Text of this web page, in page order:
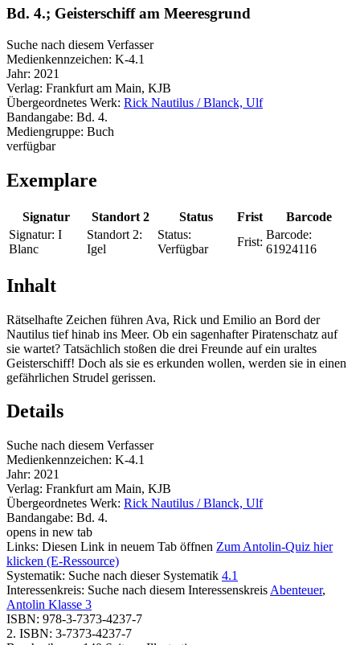
Bd. 4.; Geisterschiff am Meeresgrund
Suche nach diesem Verfasser
Medienkennzeichen: K-4.1
Jahr: 2021
Verlag: Frankfurt am Main, KJB
Übergeordnetes Werk: Rick Nautilus / Blanck, Ulf
Bandangabe: Bd. 4.
Mediengruppe: Buch
verfügbar
Exemplare
Signatur Standort 2 Status Frist
Barcode
Signatur: I
Blanc
Standort 2:
Igel
Status:
Verfügbar
Frist:
Barcode:
61924116
Inhalt
Rätselhafte Zeichen führen Ava, Rick und Emilio an Bord der
Nautilus tief hinab ins Meer. Ob ein sagenhafter Piratenschatz auf
sie wartet? Tatsächlich stoßen die drei Freunde auf ein uraltes
Geisterschiff! Doch als sie es erkunden wollen, werden sie in einen
gefährlichen Strudel gerissen.
Details
Suche nach diesem Verfasser
Medienkennzeichen: K-4.1
Jahr: 2021
Verlag: Frankfurt am Main, KJB
Übergeordnetes Werk: Rick Nautilus / Blanck, Ulf
Bandangabe: Bd. 4.
opens in new tab
Links: Diesen Link in neuem Tab öffnen Zum Antolin-Quiz hier
klicken (E-Ressource)
Systematik: Suche nach dieser Systematik 4.1
Interessenkreis: Suche nach diesem Interessenskreis Abenteuer,
Antolin Klasse 3
ISBN: 978-3-7373-4237-7
2. ISBN: 3-7373-4237-7